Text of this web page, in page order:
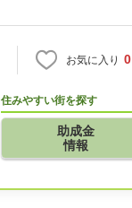
お気に入り 0
住みやすい街を探す
助成金
情報